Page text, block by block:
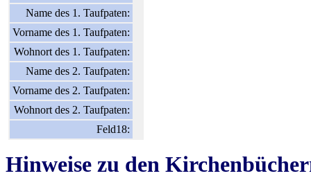
Name des 1. Taufpaten:
Vorname des 1. Taufpaten:
Wohnort des 1. Taufpaten:
Name des 2. Taufpaten:
Vorname des 2. Taufpaten:
Wohnort des 2. Taufpaten:
Feld18:
Hinweise zu den